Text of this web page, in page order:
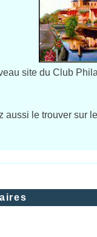
site du Club
aussi le trouver sur